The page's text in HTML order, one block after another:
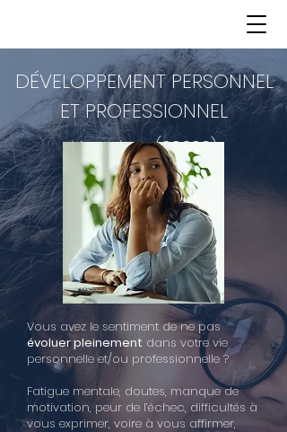
DÉVELOPPEMENT PERSONNEL
ET PROFESSIONNEL
Vernaison (69390)
Vous avez le sentiment de ne pas
évoluer pleinement dans votre vie
personnelle et/ou professionnelle ?
Fatigue mentale, doutes, manque de
motivation, peur de l’échec, difficultés à
vous exprimer, voire à vous affirmer,